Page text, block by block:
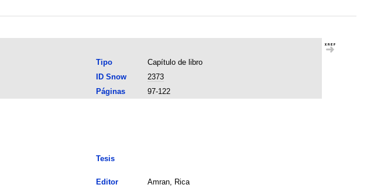
Tipo
Capítulo de libro
ID Snow
2373
Páginas
97-122
Tesis
Editor Amran, Rica